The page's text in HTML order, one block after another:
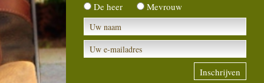
De heer
Mevrouw